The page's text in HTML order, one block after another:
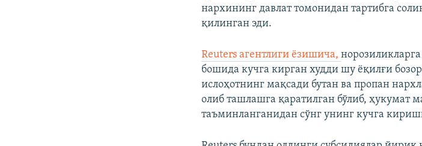
нархининг давлат томонидан тартибга
қилинган эди.
Reuters агентлиги ёзишича,
бошида кучга кирган худди шу ёқилғи
ислоҳотнинг мақсади бутан ва пропан
олиб ташлашга қаратилган бўлиб, ҳукумат
таъминланганидан сўнг унинг кучга